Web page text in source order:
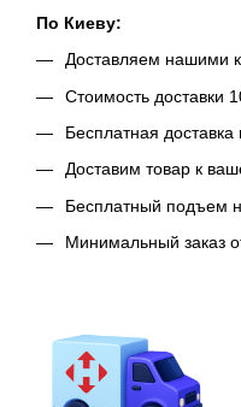
По Киеву:
Доставляем нашими
Стоимость доставки
Бесплатная доставка
Доставим товар к
Бесплатный подъем
Минимальный заказ